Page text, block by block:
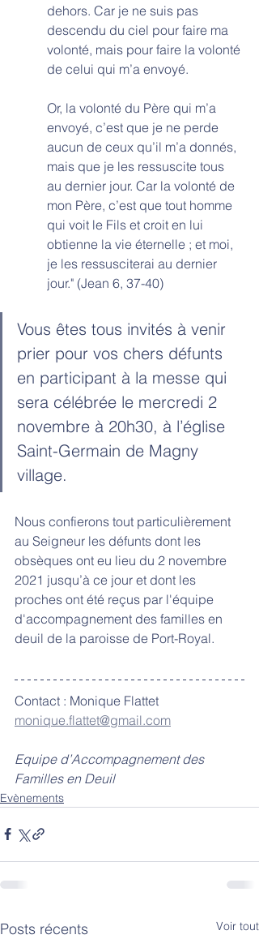
dehors. Car je ne suis pas
descendu du ciel pour faire ma
volonté, mais pour faire la volonté
de celui qui m’a envoyé.
Or, la volonté du Père qui m’a
envoyé, c’est que je ne perde
aucun de ceux qu’il m’a donnés,
mais que je les ressuscite tous
au dernier jour. Car la volonté de
mon Père, c’est que tout homme
qui voit le Fils et croit en lui
obtienne la vie éternelle ; et moi,
je les ressusciterai au dernier
jour." (Jean 6, 37-40)
Vous êtes tous invités à venir
prier pour vos chers défunts
en participant à la messe qui
sera célébrée le mercredi 2
novembre à 20h30, à l’église
Saint-Germain de Magny
village.
Nous confierons tout particulièrement
au Seigneur les défunts dont les
obsèques ont eu lieu du 2 novembre
2021 jusqu’à ce jour et dont les
proches ont été reçus par l'équipe
d'accompagnement des familles en
deuil de la paroisse de Port-Royal.
Contact : Monique Flattet
monique.flattet@gmail.com
Equipe d’Accompagnement des
Familles en Deuil
Evènements
Posts récents Voir tout